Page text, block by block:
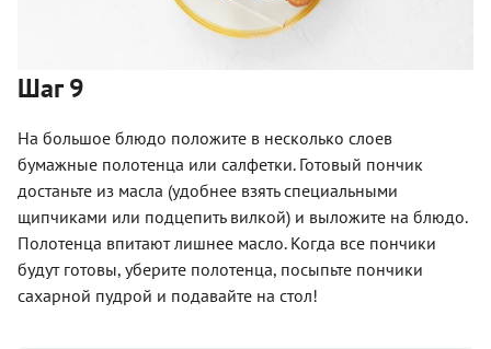
Шаг 9
На большое блюдо положите в несколько слоев
бумажные полотенца или салфетки. Готовый пончик
достаньте из масла (удобнее взять специальными
щипчиками или подцепить вилкой) и выложите на блюдо.
Полотенца впитают лишнее масло. Когда все пончики
будут готовы, уберите полотенца, посыпьте пончики
сахарной пудрой и подавайте на стол!